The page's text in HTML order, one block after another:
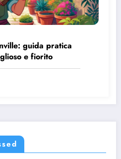
guida pratica
e fiorito